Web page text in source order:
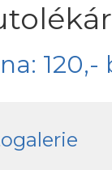
120,-